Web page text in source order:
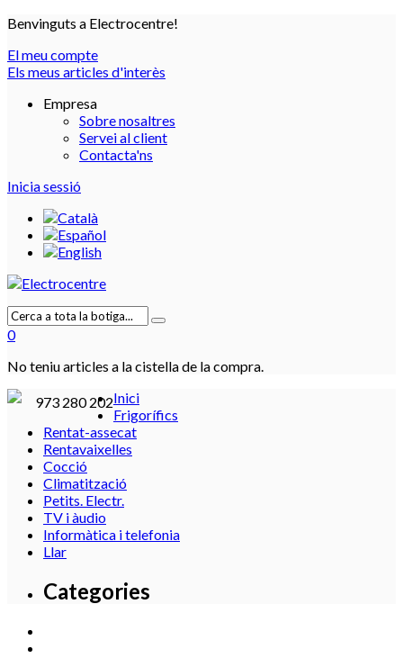
Benvinguts a Electrocentre!
El meu compte
Els meus articles d'interès
Empresa
Sobre nosaltres
Servei al client
Contacta'ns
Inicia sessió
0
No teniu articles a la cistella de la compra.
973 280 202Inici
Frigorífics
Rentat-assecat
Rentavaixelles
Cocció
Climatització
Petits. Electr.
TV i àudio
Informàtica i telefonia
Llar
Categories